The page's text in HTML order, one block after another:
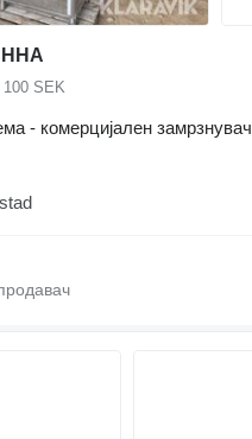
100 SEK
- комерцијален замрзнувач